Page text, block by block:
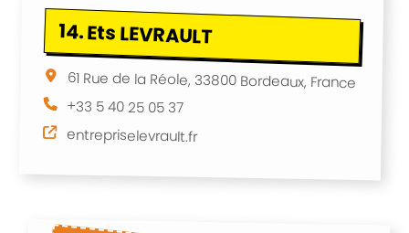
14.Ets LEVRAULT
61 Rue de la Réole, 33800 Bordeaux, France
+33 5 40 25 05 37
entrepriselevrault.fr